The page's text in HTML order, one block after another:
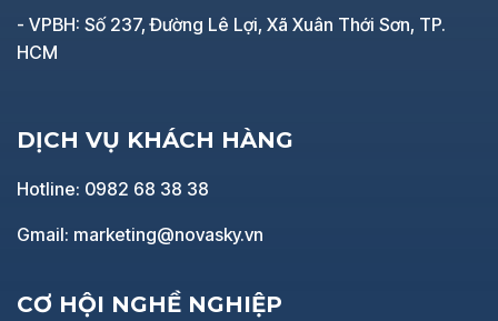
- VPBH: Số 237, Đường Lê Lợi, Xã Xuân Thới Sơn, TP.
HCM
DỊCH VỤ KHÁCH HÀNG
Hotline: 0982 68 38 38
Gmail: marketing@novasky.vn
CƠ HỘI NGHỀ NGHIỆP